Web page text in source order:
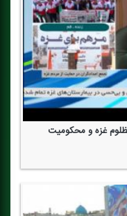
غزه و محكومیت